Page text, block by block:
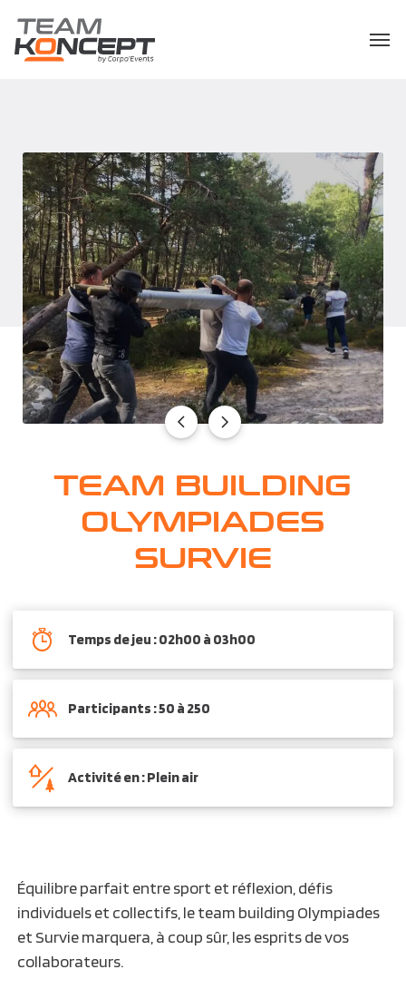
TEAM BUILDING
OLYMPIADES
SURVIE
Temps de jeu : 02h00 à 03h00
Participants : 50 à 250
Activité en : Plein air
Équilibre parfait entre sport et réflexion, défis
individuels et collectifs, le team building Olympiades
et Survie marquera, à coup sûr, les esprits de vos
collaborateurs.